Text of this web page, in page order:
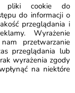
pliki cookie do
do informacji o
przeglądania i
Wyrażenie
przetwarzanie
przeglądania lub
wyrażenia zgody
na niektóre
trwałość.
potrzeb